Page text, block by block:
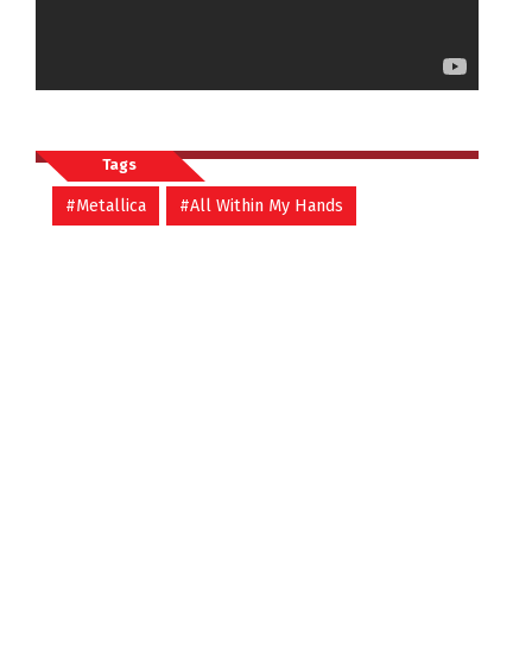
Tags
#Metallica #All Within My Hands